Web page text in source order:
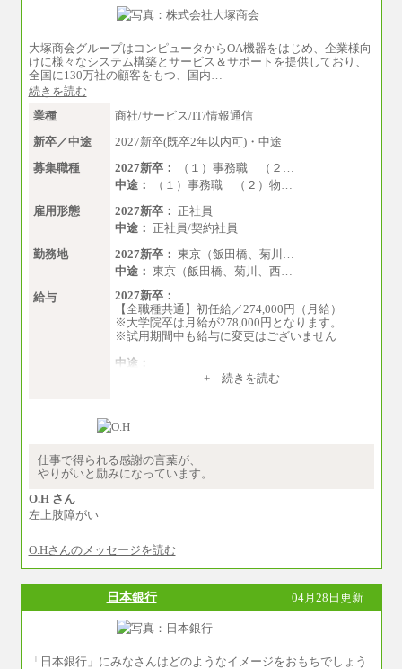
大塚商会グループはコンピュータからOA機器をはじめ、企業様向
けに様々なシステム構築とサービス＆サポートを提供しており、
全国に130万社の顧客をもつ、国内…
続きを読む
業種
商社/サービス/IT/情報通信
新卒／中途
2027新卒(既卒2年以内可)・中途
募集職種
2027新卒：
（１）事務職 （２…
中途：
（１）事務職 （２）物…
雇用形態
2027新卒： 正社員
中途： 正社員/契約社員
勤務地
2027新卒： 東京（飯田橋、菊川…
中途： 東京（飯田橋、菊川、西…
給与
2027新卒：
【全職種共通】初任給／274,000円（月給）
※大学院卒は月給が278,000円となります。
※試用期間中も給与に変更はございません
中途：
（１）～（４）274,000円（月給）～
（５）235,000円（月給）～
※業務内容・勤務形態に応じて、上記給与の範
※試用期間中も給与に変更はございません
+ 続きを読む
仕事で得られる感謝の言葉が、
やりがいと励みになっています。
O.H さん
左上肢障がい
O.Hさんのメッセージを読む
日本銀行 04月28日更新
「日本銀行」にみなさんはどのようなイメージをおもちでしょう